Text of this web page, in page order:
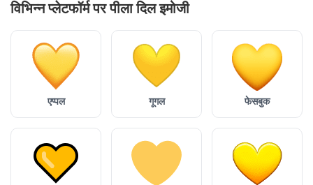
विभिन्न प्लेटफॉर्म पर पीला दिल इमोजी
एप्पल गूगल फेसबुक